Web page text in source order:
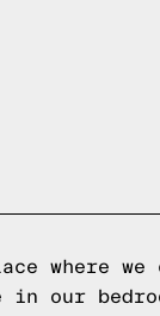
where
in our